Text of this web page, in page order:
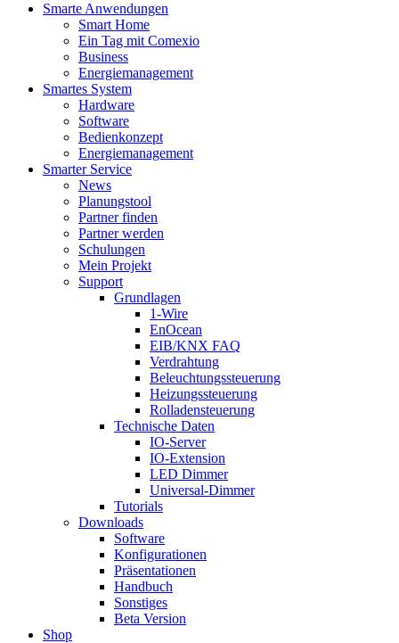
Smarte Anwendungen
Smart Home
Ein Tag mit Comexio
Business
Energiemanagement
Smartes System
Hardware
Software
Bedienkonzept
Energiemanagement
Smarter Service
News
Planungstool
Partner finden
Partner werden
Schulungen
Mein Projekt
Support
Grundlagen
1-Wire
EnOcean
EIB/KNX FAQ
Verdrahtung
Beleuchtungssteuerung
Heizungssteuerung
Rolladensteuerung
Technische Daten
IO-Server
IO-Extension
LED Dimmer
Universal-Dimmer
Tutorials
Downloads
Software
Konfigurationen
Präsentationen
Handbuch
Sonstiges
Beta Version
Shop